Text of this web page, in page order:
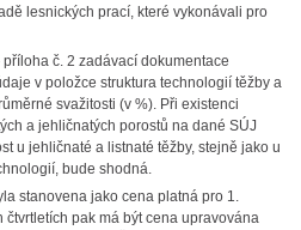
lesnických prací, které vykonávali pro
č. 2 zadávací dokumentace
v položce struktura technologií těžby a
svažitosti (v %). Při existenci
a jehličnatých porostů na dané SÚJ
u jehličnaté a listnaté těžby, stejně jako u
bude shodná.
stanovena jako cena platná pro 1.
pak má být cena upravována